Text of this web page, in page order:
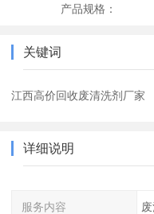
产品规格：
关键词
江西高价回收废清洗剂厂家
详细说明
服务内容